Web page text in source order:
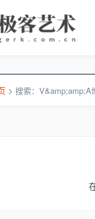
>搜索：V&amp;amp;A